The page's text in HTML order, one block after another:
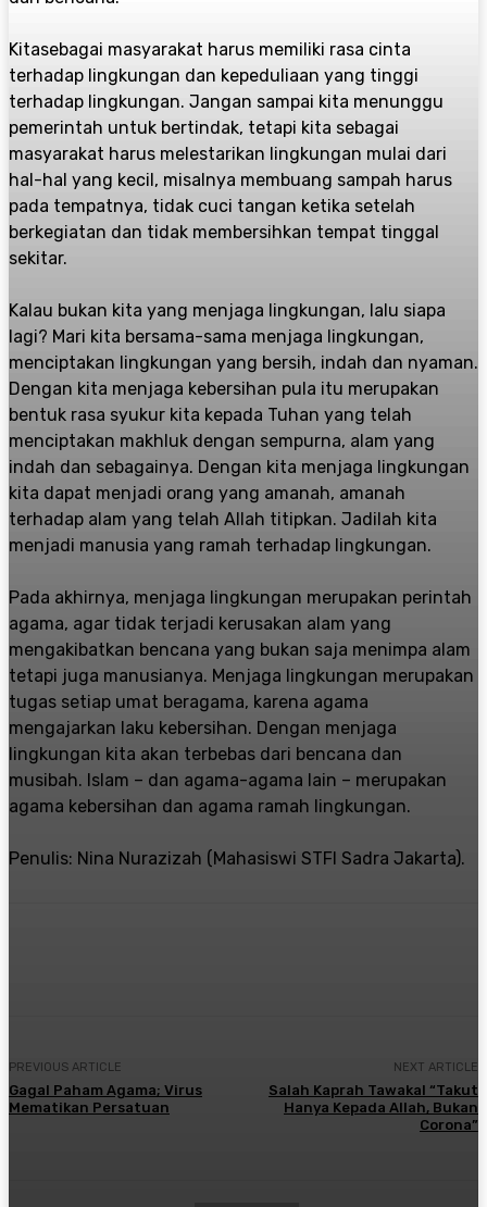
Kitasebagai masyarakat harus memiliki rasa cinta
terhadap lingkungan dan kepeduliaan yang tinggi
terhadap lingkungan. Jangan sampai kita menunggu
pemerintah untuk bertindak, tetapi kita sebagai
masyarakat harus melestarikan lingkungan mulai dari
hal-hal yang kecil, misalnya membuang sampah harus
pada tempatnya, tidak cuci tangan ketika setelah
berkegiatan dan tidak membersihkan tempat tinggal
sekitar.
Kalau bukan kita yang menjaga lingkungan, lalu siapa
lagi? Mari kita bersama-sama menjaga lingkungan,
menciptakan lingkungan yang bersih, indah dan nyaman.
Dengan kita menjaga kebersihan pula itu merupakan
bentuk rasa syukur kita kepada Tuhan yang telah
menciptakan makhluk dengan sempurna, alam yang
indah dan sebagainya. Dengan kita menjaga lingkungan
kita dapat menjadi orang yang amanah, amanah
terhadap alam yang telah Allah titipkan. Jadilah kita
menjadi manusia yang ramah terhadap lingkungan.
Pada akhirnya, menjaga lingkungan merupakan perintah
agama, agar tidak terjadi kerusakan alam yang
mengakibatkan bencana yang bukan saja menimpa alam
tetapi juga manusianya. Menjaga lingkungan merupakan
tugas setiap umat beragama, karena agama
mengajarkan laku kebersihan. Dengan menjaga
lingkungan kita akan terbebas dari bencana dan
musibah. Islam – dan agama-agama lain – merupakan
agama kebersihan dan agama ramah lingkungan.
Penulis: Nina Nurazizah (Mahasiswi STFI Sadra Jakarta).
PREVIOUS ARTICLE
Gagal Paham Agama; Virus
Mematikan Persatuan
NEXT ARTICLE
Salah Kaprah Tawakal “Takut
Hanya Kepada Allah, Bukan
Corona”